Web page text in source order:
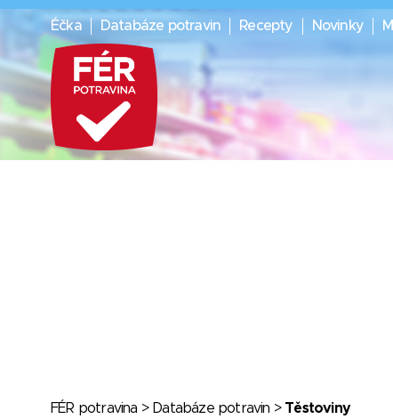
Éčka Databáze potravin Recepty Novinky
FÉR potravina > Databáze potravin > Těstoviny